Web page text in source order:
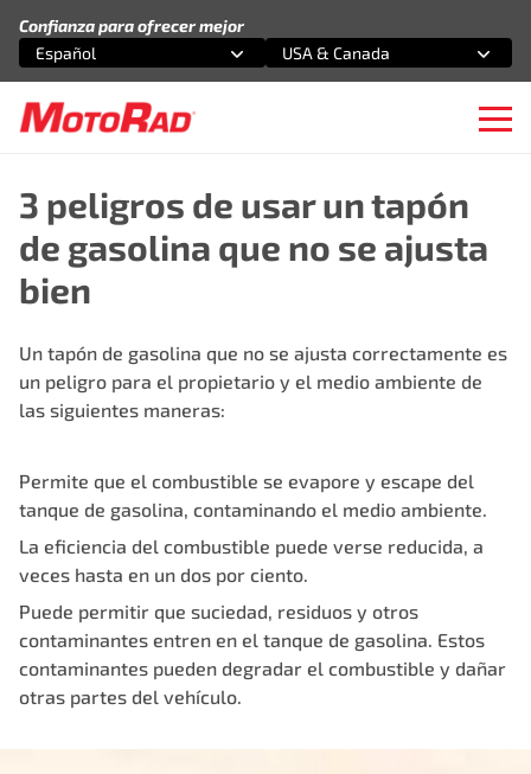
Confianza para ofrecer mejor
Selecciona una opción
Español
Selecciona una opción
USA & Canada
3 peligros de usar un tapón
de gasolina que no se ajusta
bien
Un tapón de gasolina que no se ajusta correctamente es
un peligro para el propietario y el medio ambiente de
las siguientes maneras:
Permite que el combustible se evapore y escape del
tanque de gasolina, contaminando el medio ambiente.
La eficiencia del combustible puede verse reducida, a
veces hasta en un dos por ciento.
Puede permitir que suciedad, residuos y otros
contaminantes entren en el tanque de gasolina. Estos
contaminantes pueden degradar el combustible y dañar
otras partes del vehículo.